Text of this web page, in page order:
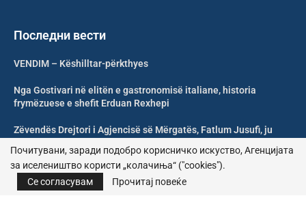
Последни вести
VENDIM – Këshilltar-përkthyes
Nga Gostivari në elitën e gastronomisë italiane, historia
frymëzuese e shefit Erduan Rexhepi
Zëvendës Drejtori i Agjencisë së Mërgatës, Fatlum Jusufi, ju
Shoqata Humanitare Tuhini Feston 10 Vjetorin e Themelimit
Почитувани, заради подобро корисничко искуство, Агенцијата
за иселеништво користи „колачиња“ ("cookies").
Се согласувам
Прочитај повеќе